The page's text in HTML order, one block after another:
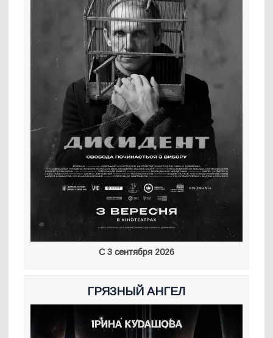
С 3 сентября 2026
ГРЯЗНЫЙ АНГЕЛ